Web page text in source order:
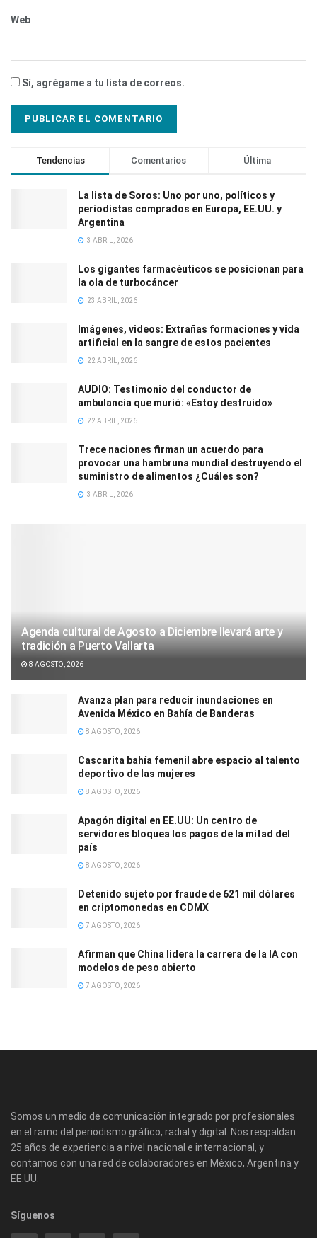
Web
Sí, agrégame a tu lista de correos.
Tendencias Comentarios Última
La lista de Soros: Uno por uno, políticos y
periodistas comprados en Europa, EE.UU. y
Argentina
3 ABRIL, 2026
Los gigantes farmacéuticos se posicionan para
la ola de turbocáncer
23 ABRIL, 2026
Imágenes, videos: Extrañas formaciones y vida
artificial en la sangre de estos pacientes
22 ABRIL, 2026
AUDIO: Testimonio del conductor de
ambulancia que murió: «Estoy destruido»
22 ABRIL, 2026
Trece naciones firman un acuerdo para
provocar una hambruna mundial destruyendo el
suministro de alimentos ¿Cuáles son?
3 ABRIL, 2026
Agenda cultural de Agosto a Diciembre llevará arte y
tradición a Puerto Vallarta
8 AGOSTO, 2026
Avanza plan para reducir inundaciones en
Avenida México en Bahía de Banderas
8 AGOSTO, 2026
Cascarita bahía femenil abre espacio al talento
deportivo de las mujeres
8 AGOSTO, 2026
Apagón digital en EE.UU: Un centro de
servidores bloquea los pagos de la mitad del
país
8 AGOSTO, 2026
Detenido sujeto por fraude de 621 mil dólares
en criptomonedas en CDMX
7 AGOSTO, 2026
Afirman que China lidera la carrera de la IA con
modelos de peso abierto
7 AGOSTO, 2026
Somos un medio de comunicación integrado por profesionales
en el ramo del periodismo gráfico, radial y digital. Nos respaldan
25 años de experiencia a nivel nacional e internacional, y
contamos con una red de colaboradores en México, Argentina y
EE.UU.
Síguenos